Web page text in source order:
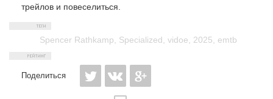
трейлов и повеселиться.
Spencer Rathkamp Specialized vidoe 2025 emtb
Поделиться